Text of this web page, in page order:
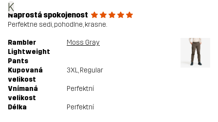
K
Naprostá spokojenost
Perfektne sedi, pohodlne, krasne.
Rambler
Lightweight
Pants
Moss Gray
Kupovaná
velikost
3XL, Regular
Vnímaná
velikost
Perfektní
Délka Perfektní